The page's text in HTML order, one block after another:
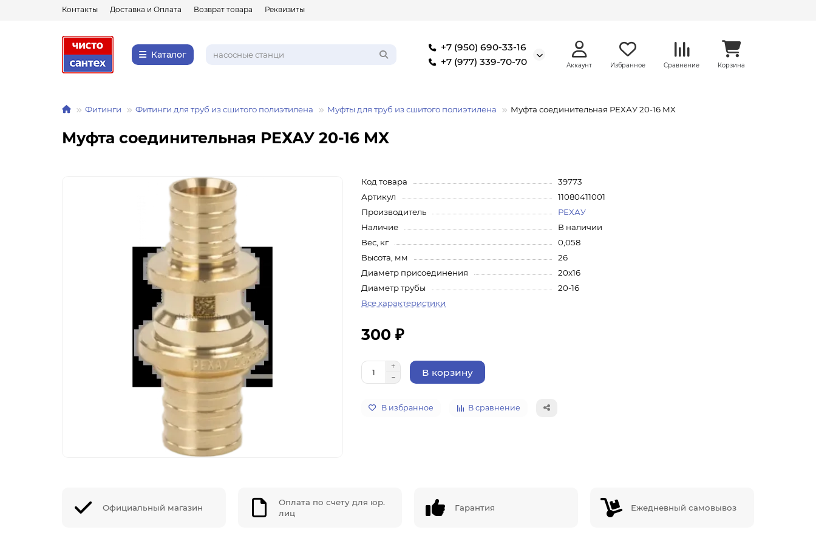
Контакты Доставка и Оплата Возврат товара Реквизиты
Каталог
+7 (950) 690-33-16
+7 (977) 339-70-70
Аккаунт Избранное Сравнение Корзина
Фитинги Фитинги для труб из сшитого полиэтилена Муфты для труб из сшитого полиэтилена Муфта соединительная РЕХАУ 20-16 MX
Муфта соединительная РЕХАУ 20-16 MX
Код товара
39773
Артикул
11080411001
Производитель
РЕХАУ
Наличие
В наличии
Вес, кг
0,058
Высота, мм
26
Диаметр присоединения
20x16
Диаметр трубы
20-16
Все характеристики
300 ₽
В корзину
В избранное В сравнение
Официальный магазин
Оплата по счету для юр.
лиц
Гарантия Ежедневный самовывоз